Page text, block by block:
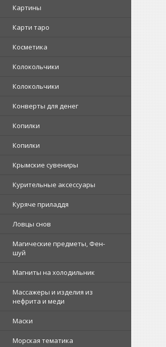
Картины
Карти таро
Косметика
Колокольчики
Колокольчики
Конверты для денег
Копилки
Копилки
Крымские сувениры
Курительные аксессуары
Куряче приладдя
Ловцы снов
Магические предметы, Фен-
шуй
Магниты на холодильник
Массажеры и изделия из
нефрита и меди
Маски
Морская тематика